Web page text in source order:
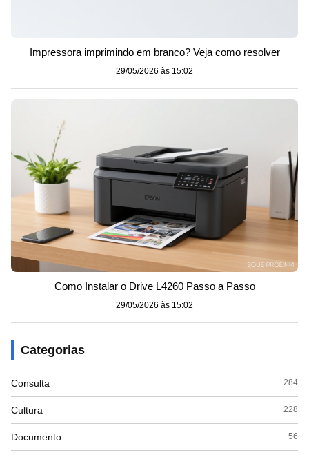
Impressora imprimindo em branco? Veja como resolver
29/05/2026 às 15:02
Como Instalar o Drive L4260 Passo a Passo
29/05/2026 às 15:02
Categorias
Consulta 284
Cultura 228
Documento 56